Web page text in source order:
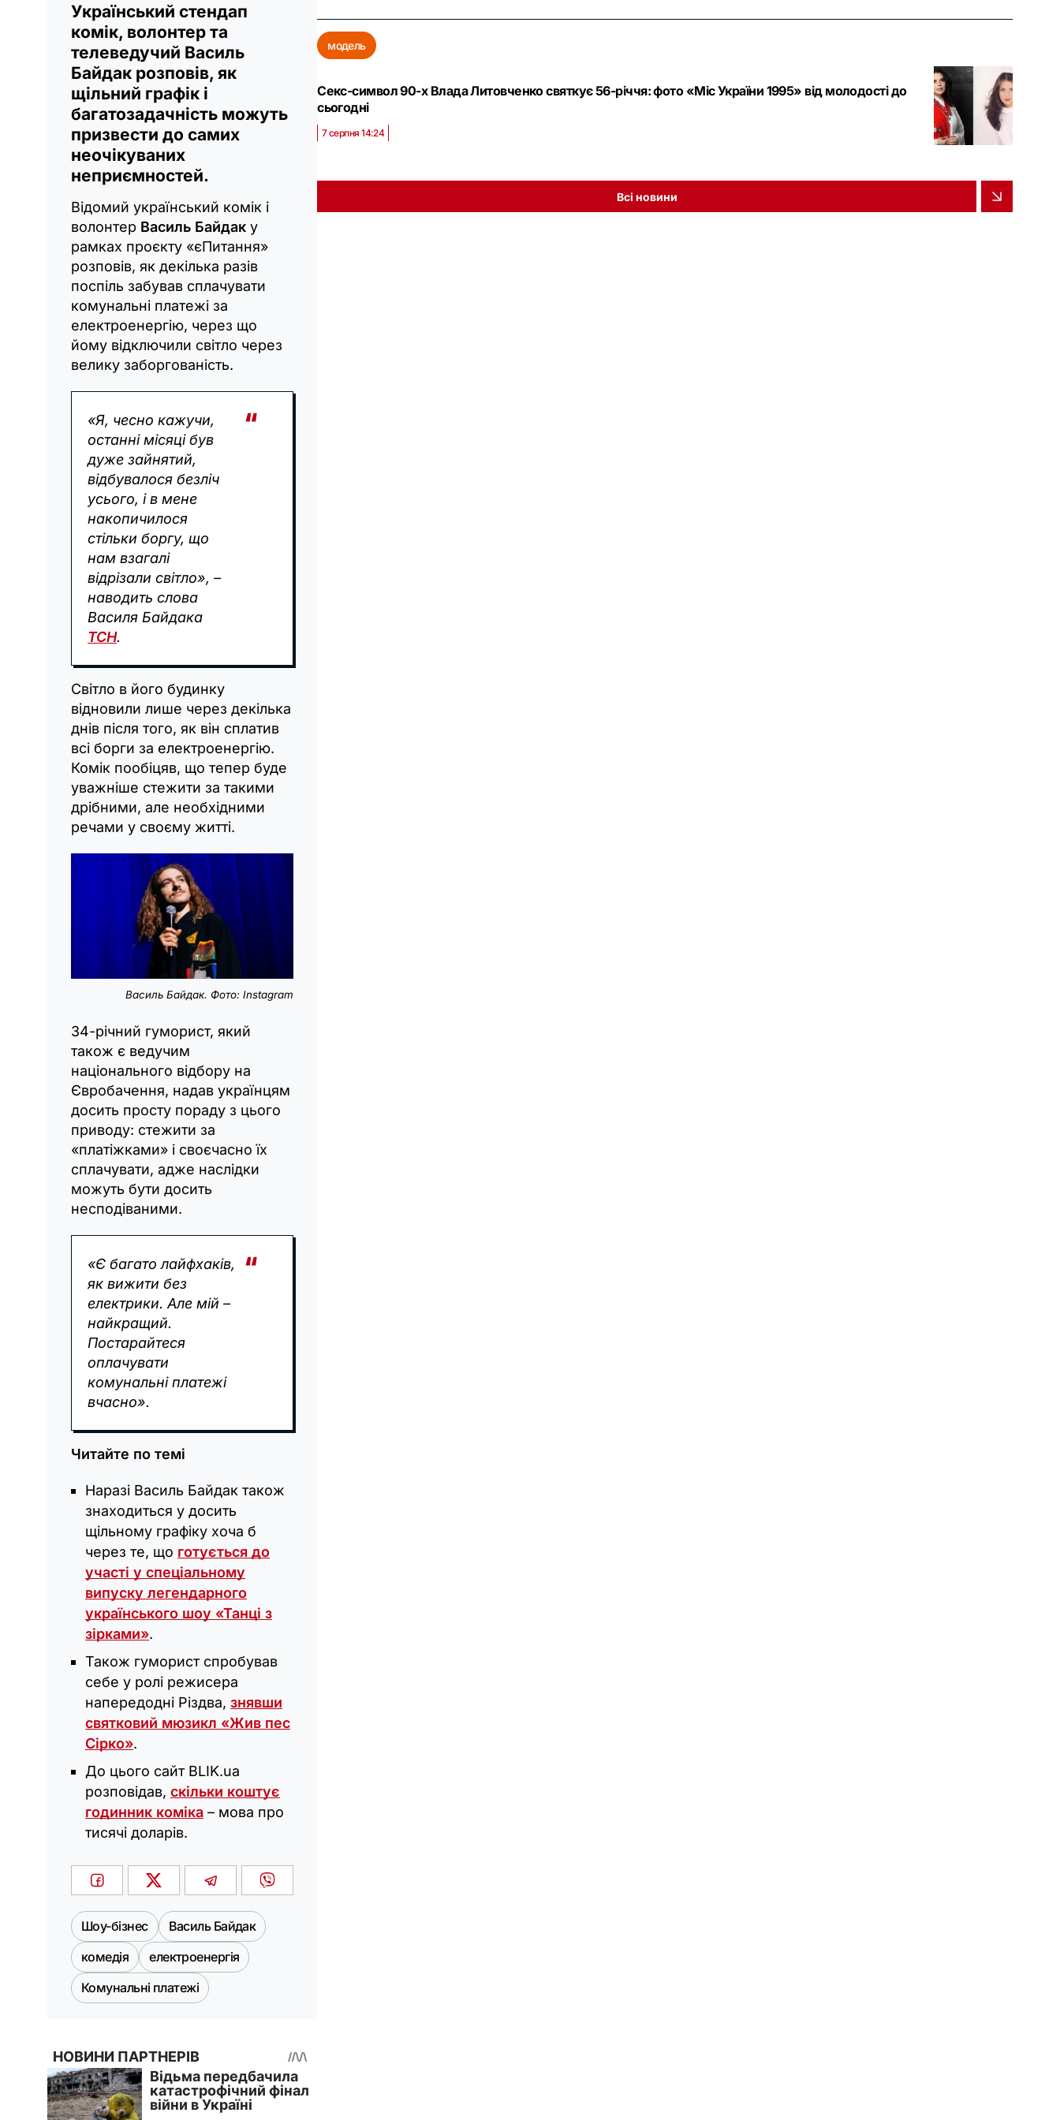
Український стендап
комік, волонтер та
телеведучий Василь
Байдак розповів, як
щільний графік і
багатозадачність можуть
призвести до самих
неочікуваних
неприємностей.
Відомий український комік і
волонтер Василь Байдак у
рамках проєкту «єПитання»
розповів, як декілька разів
поспіль забував сплачувати
комунальні платежі за
електроенергію, через що
йому відключили світло через
велику заборгованість.
«Я, чесно кажучи,
останні місяці був
дуже зайнятий,
відбувалося безліч
усього, і в мене
накопичилося
стільки боргу, що
нам взагалі
відрізали світло», –
наводить слова
Василя Байдака
ТСН.
Світло в його будинку
відновили лише через декілька
днів після того, як він сплатив
всі борги за електроенергію.
Комік пообіцяв, що тепер буде
уважніше стежити за такими
дрібними, але необхідними
речами у своєму житті.
Василь Байдак. Фото: Instagram
34-річний гуморист, який
також є ведучим
національного відбору на
Євробачення, надав українцям
досить просту пораду з цього
приводу: стежити за
«платіжками» і своєчасно їх
сплачувати, адже наслідки
можуть бути досить
несподіваними.
«Є багато лайфхаків,
як вижити без
електрики. Але мій –
найкращий.
Постарайтеся
оплачувати
комунальні платежі
вчасно».
Читайте по темі
Наразі Василь Байдак також
знаходиться у досить
щільному графіку хоча б
через те, що готується до
участі у спеціальному
випуску легендарного
українського шоу «Танці з
зірками».
Також гуморист спробував
себе у ролі режисера
напередодні Різдва, знявши
святковий мюзикл «Жив пес
Сірко».
До цього сайт BLIK.ua
розповідав, скільки коштує
годинник коміка – мова про
тисячі доларів.
Шоу-бізнес
Василь Байдак
комедія
електроенергія
Комунальні платежі
модель
Секс-символ 90-х Влада Литовченко святкує 56-річчя: фото «Міс України 1995» від молодості до
сьогодні
7 серпня 14:24
Всі новини